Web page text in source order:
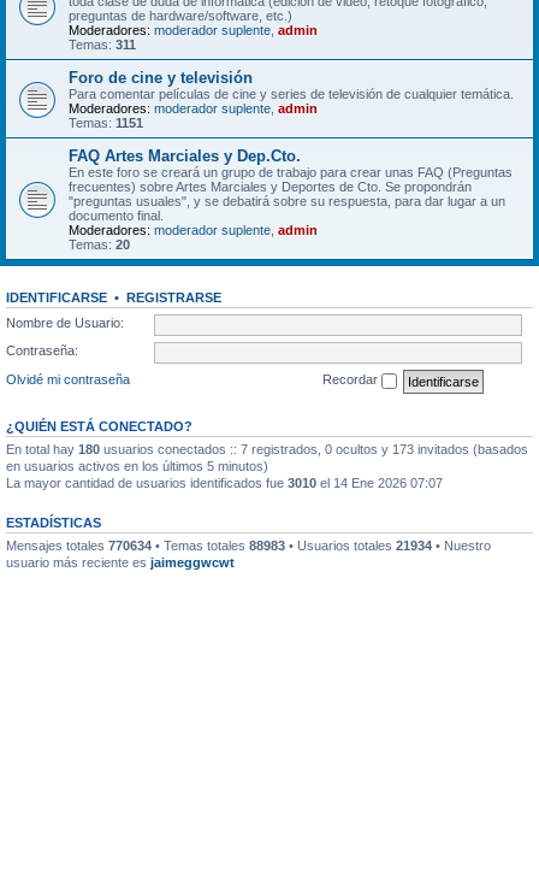
preguntas de hardware/software, etc.)
Moderadores: moderador suplente admin
Temas: 311
Foro de cine y televisión
Para comentar películas de cine y series de televisión de cualquier temática.
Moderadores: moderador suplente admin
Temas: 1151
FAQ Artes Marciales y Dep.Cto.
En este foro se creará un grupo de trabajo para crear unas FAQ (Preguntas
frecuentes) sobre Artes Marciales y Deportes de Cto. Se propondrán
"preguntas usuales", y se debatirá sobre su respuesta, para dar lugar a un
documento final.
Moderadores: moderador suplente admin
Temas: 20
IDENTIFICARSE • REGISTRARSE
Nombre de Usuario:
Contraseña:
Olvidé mi contraseña
Recordar
¿QUIÉN ESTÁ CONECTADO?
En total hay 180 usuarios conectados :: 7 registrados, 0 ocultos y 173 invitados (basados
en usuarios activos en los últimos 5 minutos)
La mayor cantidad de usuarios identificados fue 3010 el 14 Ene 2026 07:07
ESTADÍSTICAS
Mensajes totales 770634 • Temas totales 88983 • Usuarios totales 21934 • Nuestro
usuario más reciente es jaimeggwcwt